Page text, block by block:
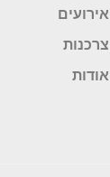
אירועים
צרכנות
אודות